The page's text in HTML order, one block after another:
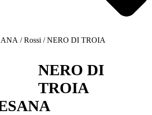
/ Rossi / NERO DI TROIA
NERO DI
TROIA